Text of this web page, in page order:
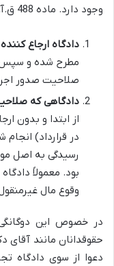
وجود دارد. ماده 488 ق.آ.د.م دو مرجع را معرفی می کند:
دادگاه ارجاع
مطرح شده و سپس
صلاحیت صدور
دادگاهی که
از ابتدا و بدون
در قرارداد)
رسیدگی به اصل
بود. معمولاً
وقوع مال
در خصوص این
حقوقدانان مانند
دعوا از سوی دادگاه